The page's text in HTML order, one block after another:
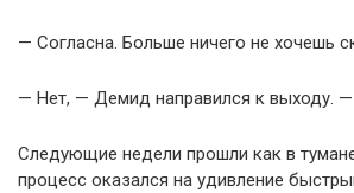
— Согласна. Больше ничего не хочешь
— Нет, — Демид направился к выходу.
Следующие недели прошли как в
процесс оказался на удивление